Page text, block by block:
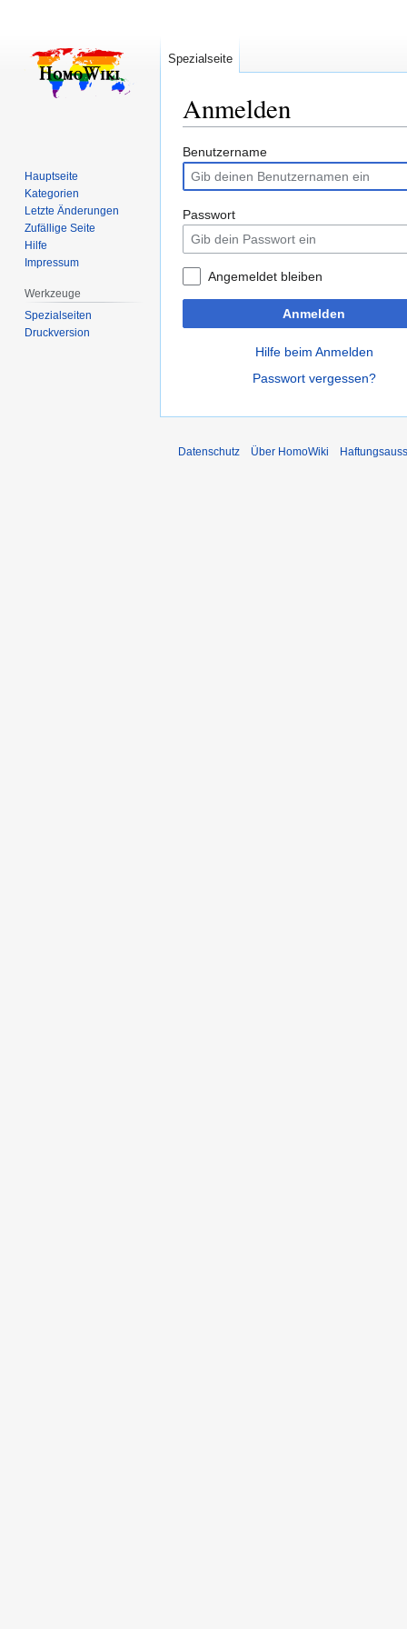
Anmelden
Zur
Navigation
springen
Zur
Suche
springen
Benutzername
Passwort
Angemeldet bleiben
Anmelden
Hilfe beim Anmelden
Passwort vergessen?
Spezialseite
Hauptseite
Kategorien
Letzte Änderungen
Zufällige Seite
Hilfe
Impressum
Werkzeuge
Spezialseiten
Druckversion
Datenschutz Über HomoWiki